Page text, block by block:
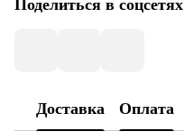
Поделиться в соцсетях
Доставка Оплата